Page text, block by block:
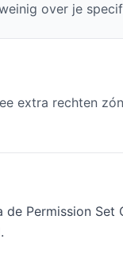
over je
extra rechten
Permission Set